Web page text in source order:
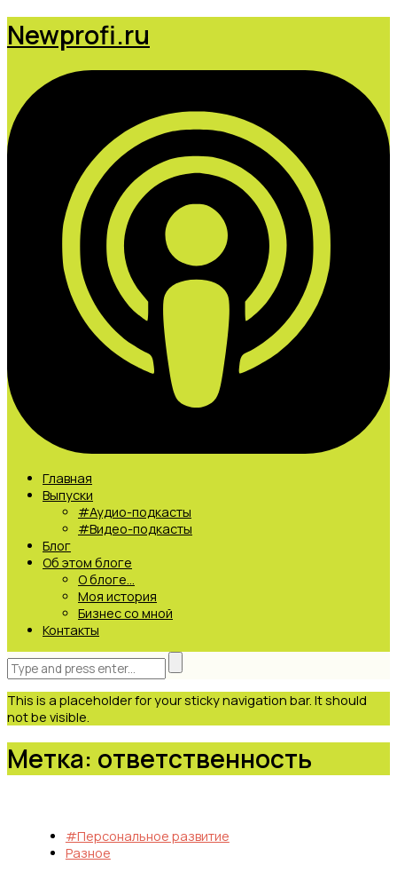
Newprofi.ru
Главная
Выпуски
#Аудио-подкасты
#Видео-подкасты
Блог
Об этом блоге
О блоге…
Моя история
Бизнес со мной
Контакты
This is a placeholder for your sticky navigation bar. It should
not be visible.
Метка: ответственность
#Персональное развитие
Разное